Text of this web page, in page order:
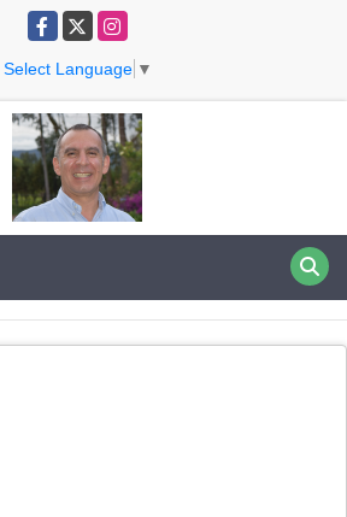
Facebook
X Instagram
Select Language ▼